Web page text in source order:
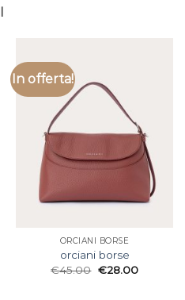
In offerta!
ORCIANI BORSE
orciani borse
€45.00 €28.00